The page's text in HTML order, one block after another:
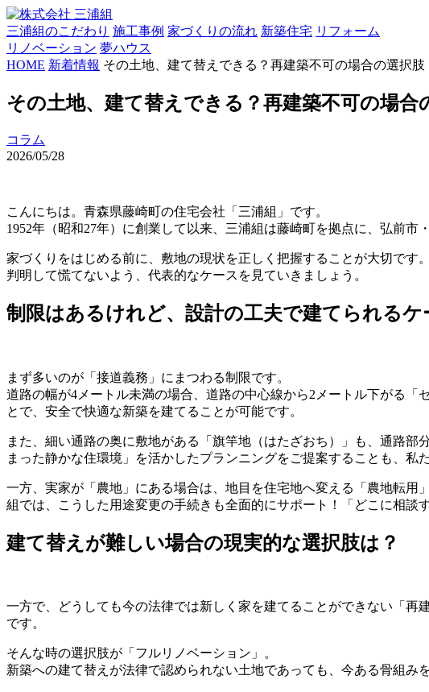
三浦組のこだわり 施工事例 家づくりの流れ 新築住宅 リフォーム
リノベーション 夢ハウス
HOME 新着情報 その土地、建て替えできる？再建築不可の場合の選択肢
その土地、建て替えできる？再建築不可の場合
コラム
2026/05/28
こんにちは。青森県藤崎町の住宅会社「三浦組」です。
1952年（昭和27年）に創業して以来、三浦組は藤崎町を拠点に、弘前
家づくりをはじめる前に、敷地の現状を正しく把握することが大切で
判明して慌てないよう、代表的なケースを見ていきましょう。
制限はあるけれど、設計の工夫で建てられるケ
まず多いのが「接道義務」にまつわる制限です。
道路の幅が4メートル未満の場合、道路の中心線から2メートル下がる
とで、安全で快適な新築を建てることが可能です。
また、細い通路の奥に敷地がある「旗竿地（はたざおち）」も、通路
まった静かな住環境」を活かしたプランニングをご提案することも、私
一方、実家が「農地」にある場合は、地目を住宅地へ変える「農地転
組では、こうした用途変更の手続きも全面的にサポート！「どこに相談
建て替えが難しい場合の現実的な選択肢は？
一方で、どうしても今の法律では新しく家を建てることができない「
です。
そんな時の選択肢が「フルリノベーション」。
新築への建て替えが法律で認められない土地であっても、今ある骨組み